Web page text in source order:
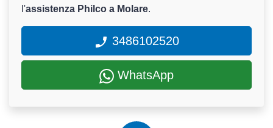
l'assistenza Philco a Molare.
3486102520
WhatsApp